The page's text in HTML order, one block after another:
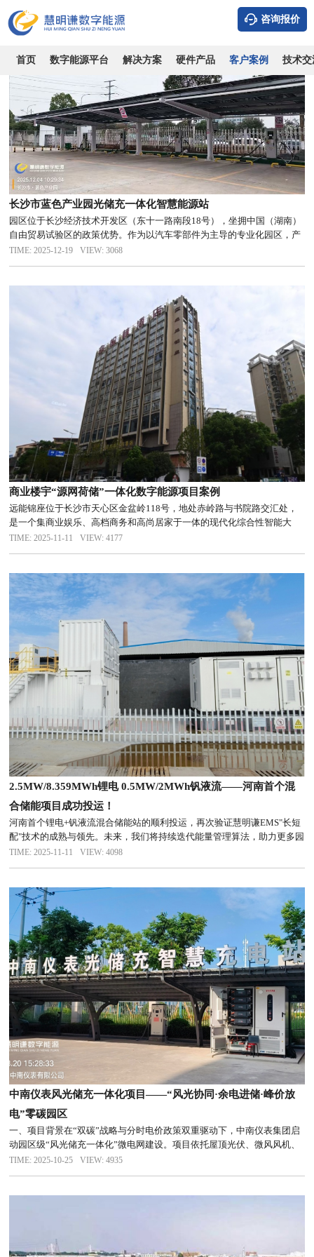
咨询报价
首页 数字能源平台 解决方案 硬件产品 客户案例 技术交
全部案例 风光储充 市场/综合体 住宅小区 学校/
长沙市蓝色产业园光储充一体化智慧能源站
园区位于长沙经济技术开发区（东十一路南段18号），坐拥中国（湖南）
自由贸易试验区的政策优势。作为以汽车零部件为主导的专业化园区，产
业集聚度高，生产负荷连续稳定，用电需求特征显著。
TIME: 2025-12-19 VIEW: 3068
商业楼宇“源网荷储”一体化数字能源项目案例
远能锦座位于长沙市天心区金盆岭118号，地处赤岭路与书院路交汇处，
是一个集商业娱乐、高档商务和高尚居家于一体的现代化综合性智能大
厦。能源管理的系统性改造，提高了项目管理和服务的智能化水平，提升
TIME: 2025-11-11 VIEW: 4177
2.5MW/8.359MWh锂电 0.5MW/2MWh钒液流——河南首个混
合储能项目成功投运！
河南首个锂电+钒液流混合储能站的顺利投运，再次验证慧明谦EMS"长短
配"技术的成熟与领先。未来，我们将持续迭代能量管理算法，助力更多园
区、工厂、充电站"低成本储电、高可靠用电、零碳排生产"，让每一度绿
TIME: 2025-11-11 VIEW: 4098
中南仪表风光储充一体化项目——“风光协同·余电进储·峰价放
电”零碳园区
一、项目背景在“双碳”战略与分时电价政策双重驱动下，中南仪表集团启
动园区级“风光储充一体化”微电网建设。项目依托屋顶光伏、微风风机、
磷酸铁锂储能及直流快充桩，通过自研EMS能源管理系统，实现“风光协
TIME: 2025-10-25 VIEW: 4935